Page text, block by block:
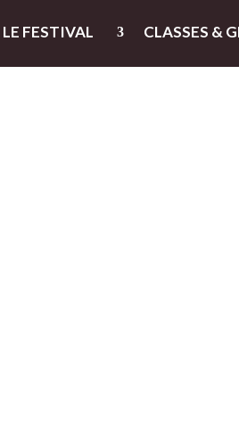
LE FESTIVAL CLASSES &